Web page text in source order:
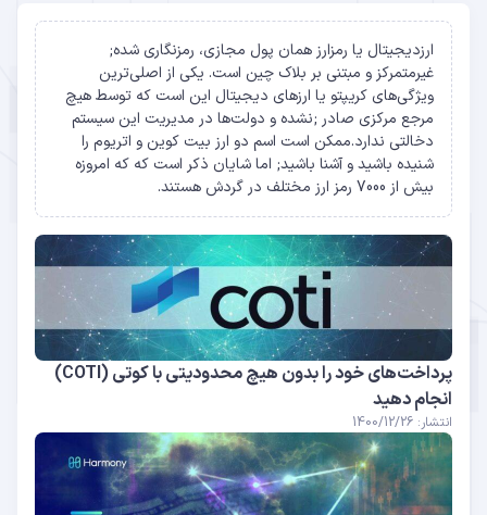
ارزدیجیتال یا رمزارز همان پول مجازی، رمزنگاری شده;
غیرمتمرکز و مبتنی بر بلاک چین است. یکی از اصلی‌ترین
ویژگی‌های کریپتو یا ارزهای دیجیتال این است که توسط هیچ
مرجع مرکزی صادر ;نشده و دولت‌ها در مدیریت این سیستم
دخالتی ندارد.ممکن است اسم دو ارز بیت کوین و اتریوم را
شنیده باشید و آشنا باشید; اما شایان ذکر است که که امروزه
بیش از 7000 رمز ارز مختلف در گردش هستند.
پرداخت‌های خود را بدون هیچ محدودیتی با کوتی (COTI)
انجام دهید
انتشار: 1400/12/26